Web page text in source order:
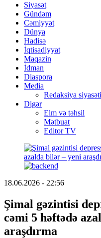
Siyasət
Gündəm
Cəmiyyət
Dünya
Hadisə
İqtisadiyyat
Maqazin
İdman
Diaspora
Media
Redaksiya
Digər
Elm və təhsil
Mətbuat
Editor TV
18.06.2026 - 22:56
Şimal gəzintisi
cəmi 5 həftədə
araşdırma